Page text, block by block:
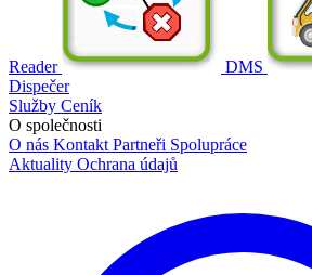
Reader
DMS
Dispečer
Služby Ceník
O společnosti
O nás Kontakt Partneři Spolupráce
Aktuality Ochrana údajů